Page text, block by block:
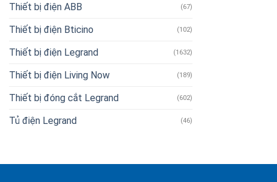
Thiết bị điện ABB (67)
Thiết bị điện Bticino (102)
Thiết bị điện Legrand (1632)
Thiết bị điện Living Now (189)
Thiết bị đóng cắt Legrand (602)
Tủ điện Legrand (46)